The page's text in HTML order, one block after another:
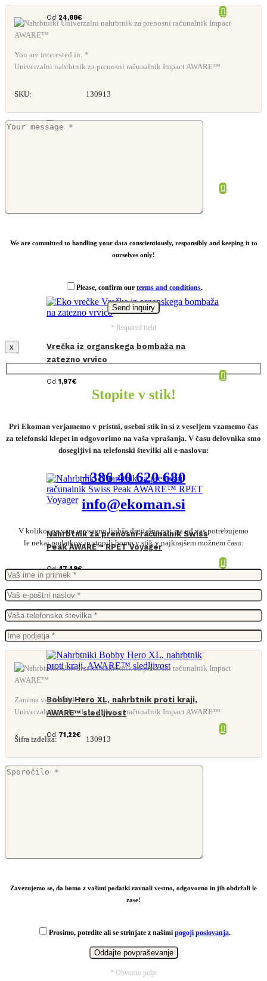
Od 24,88€
Vrečka iz organskega bombaža na
zatezno vrvico
Od 1,97€
Nahrbtnik za prenosni računalnik Swiss
Peak AWARE™ RPET Voyager
Od47,48€
Bobby Hero XL, nahrbtnik proti kraji,
AWARE™ sledljivost
Od 71,22€
You are interested in: *
Univerzalni nahrbtnik za prenosni računalnik Impact AWARE™
SKU: 130913
We are committed to handling your data conscientiously, responsibly and keeping it to
ourselves only!
Please, confirm our terms and conditions.
* Required field
x
Stopite v stik!
Pri Ekoman verjamemo v pristni, osebni stik in si z veseljem vzamemo čas
za telefonski klepet in odgovorimo na vaša vprašanja. V času delovnika smo
dosegljivi na telefonski številki ali e-naslovu:
+386 40 620 680
info@ekoman.si
V kolikor pa vam je vseeno ljubša digitalna pot, pa od vas potrebujemo
le nekaj podatkov in stopili bomo v stik v najkrajšem možnem času:
Zanima vas izdelek *
Univerzalni nahrbtnik za prenosni računalnik Impact AWARE™
Šifra izdelka: 130913
Zavezujemo se, da bomo z vašimi podatki ravnali vestno, odgovorno in jih obdržali le
zase!
Prosimo, potrdite ali se strinjate z našimi pogoji poslovanja.
* Obvezno polje